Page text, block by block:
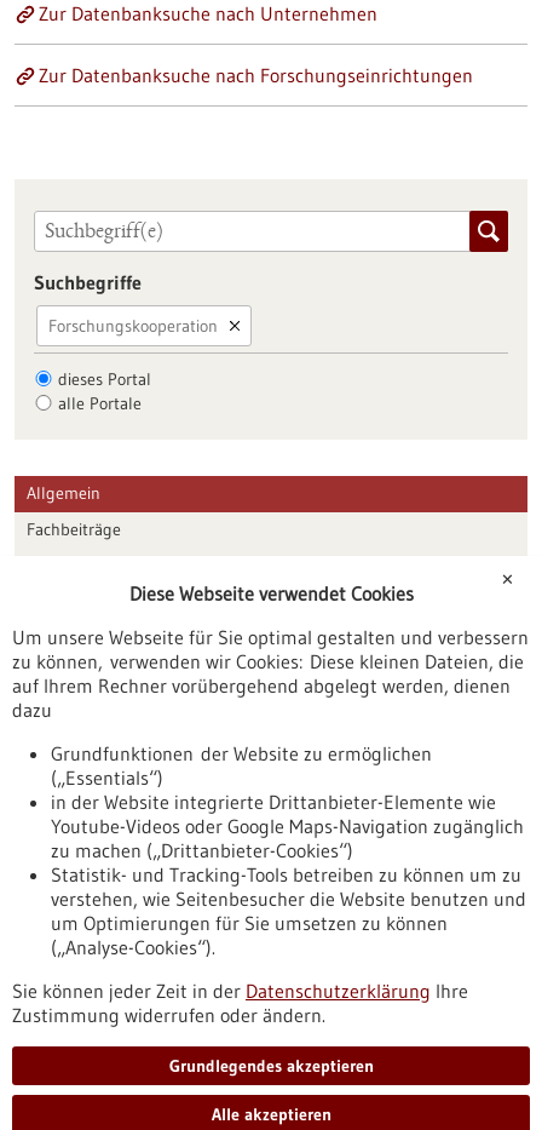
Zur Datenbanksuche nach Unternehmen
Zur Datenbanksuche nach Forschungseinrichtungen
Suchbegriffe
Forschungskooperation
dieses Portal
alle Portale
Allgemein
Fachbeiträge
Veranstaltungen
Erscheinungsdatum
Nach oben
Informiert bleiben
Newsletter abonnieren
✕
Diese Webseite verwendet Cookies
Um unsere Webseite für Sie optimal gestalten und verbessern
zu können, verwenden wir Cookies: Diese kleinen Dateien, die
auf Ihrem Rechner vorübergehend abgelegt werden, dienen
dazu
Grundfunktionen der Website zu ermöglichen
(„Essentials“)
in der Website integrierte Drittanbieter-Elemente wie
Youtube-Videos oder Google Maps-Navigation zugänglich
zu machen („Drittanbieter-Cookies“)
Statistik- und Tracking-Tools betreiben zu können um zu
verstehen, wie Seitenbesucher die Website benutzen und
um Optimierungen für Sie umsetzen zu können
(„Analyse-Cookies“).
Sie können jeder Zeit in der Datenschutzerklärung Ihre
Zustimmung widerrufen oder ändern.
Grundlegendes akzeptieren
Alle akzeptieren